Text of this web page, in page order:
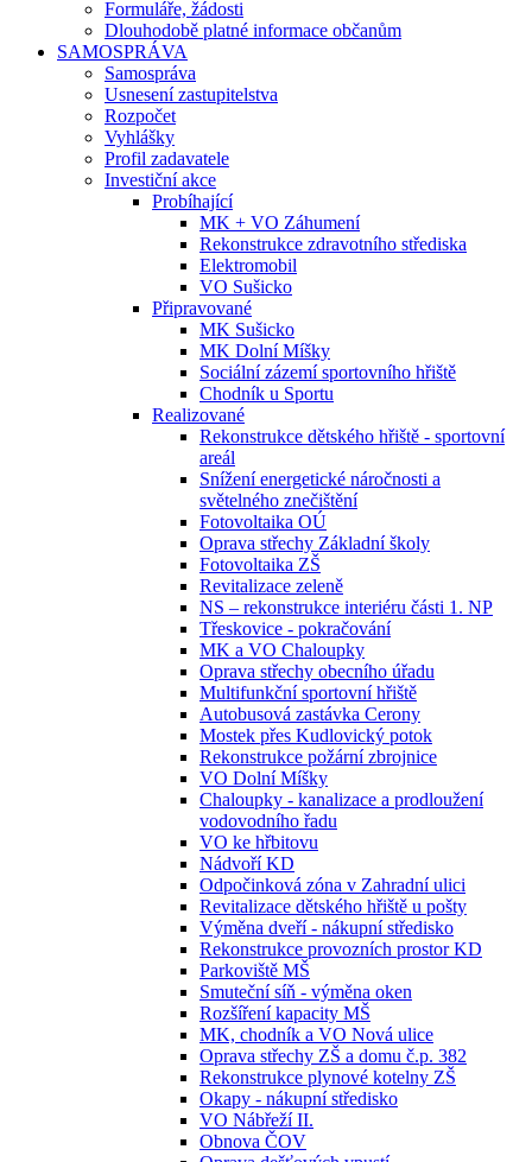
Formuláře, žádosti
Dlouhodobě platné informace občanům
SAMOSPRÁVA
Samospráva
Usnesení zastupitelstva
Rozpočet
Vyhlášky
Profil zadavatele
Investiční akce
Probíhající
MK + VO Záhumení
Rekonstrukce zdravotního střediska
Elektromobil
VO Sušicko
Připravované
MK Sušicko
MK Dolní Míšky
Sociální zázemí sportovního hřiště
Chodník u Sportu
Realizované
Rekonstrukce dětského hřiště - sportovní
areál
Snížení energetické náročnosti a
světelného znečištění
Fotovoltaika OÚ
Oprava střechy Základní školy
Fotovoltaika ZŠ
Revitalizace zeleně
NS – rekonstrukce interiéru části 1. NP
Třeskovice - pokračování
MK a VO Chaloupky
Oprava střechy obecního úřadu
Multifunkční sportovní hřiště
Autobusová zastávka Cerony
Mostek přes Kudlovický potok
Rekonstrukce požární zbrojnice
VO Dolní Míšky
Chaloupky - kanalizace a prodloužení
vodovodního řadu
VO ke hřbitovu
Nádvoří KD
Odpočinková zóna v Zahradní ulici
Revitalizace dětského hřiště u pošty
Výměna dveří - nákupní středisko
Rekonstrukce provozních prostor KD
Parkoviště MŠ
Smuteční síň - výměna oken
Rozšíření kapacity MŠ
MK, chodník a VO Nová ulice
Oprava střechy ZŠ a domu č.p. 382
Rekonstrukce plynové kotelny ZŠ
Okapy - nákupní středisko
VO Nábřeží II.
Obnova ČOV